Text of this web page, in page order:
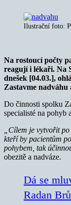
Ilustrační foto:
Na rostoucí počty
reagují i lékaři. Na
dnešek [04.03.],
Zastavme nadváhu
Do činnosti spolku
specialisté na
„Cílem je vytvořit
kteří by pacientům
pohybem, tak
obezitě a nadváze.
Dá se
Radan